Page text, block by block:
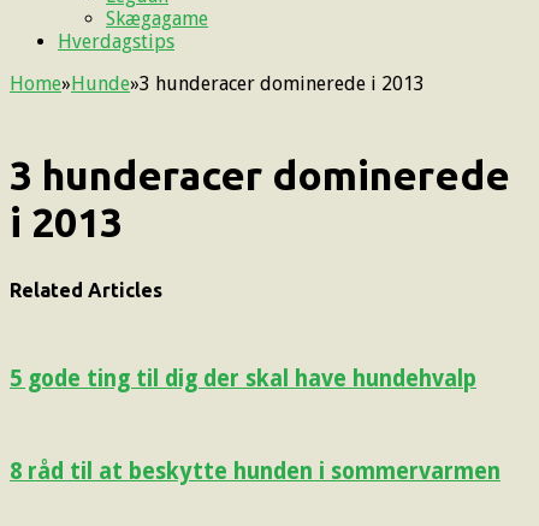
Skægagame
Hverdagstips
Home»Hunde»3 hunderacer dominerede i 2013
3 hunderacer dominerede
i 2013
Related Articles
5 gode ting til dig der skal have hundehvalp
8 råd til at beskytte hunden i sommervarmen